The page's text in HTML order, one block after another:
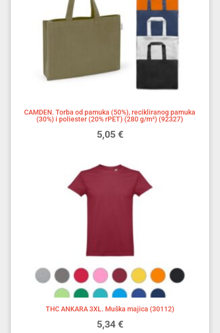
CAMDEN. Torba od pamuka (50%), recikliranog pamuka
(30%) i poliester (20% rPET) (280 g/m²) (92327)
5,05 €
THC ANKARA 3XL. Muška majica (30112)
5,34 €